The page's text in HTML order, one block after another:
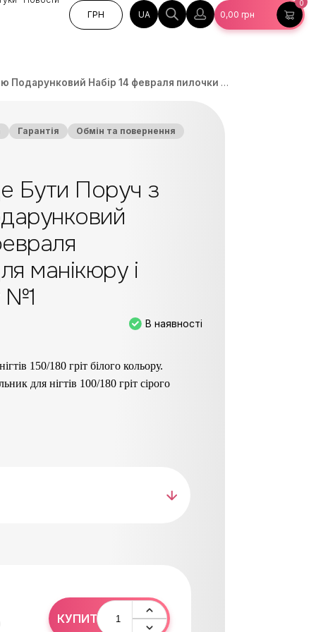
ГРН
UA 0,00 грн
0
Набір 14 февраля пилочки для манікюру і педикюру №1
Гарантія
Обмін та повернення
Бути Поруч з
манікюру і
№1
В наявності
150/180 гріт білого кольору.
для нігтів 100/180 гріт сірого
для натуральних нігтів.
коханому в любий день.
шліфування.
шкіри стопи.
КУПИТИ